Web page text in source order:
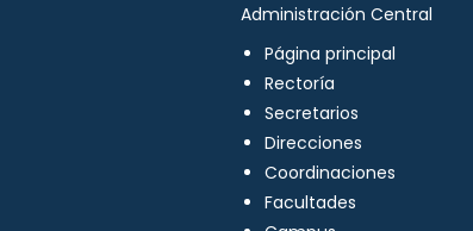
Administración Central
Página principal
Rectoría
Secretarios
Direcciones
Coordinaciones
Facultades